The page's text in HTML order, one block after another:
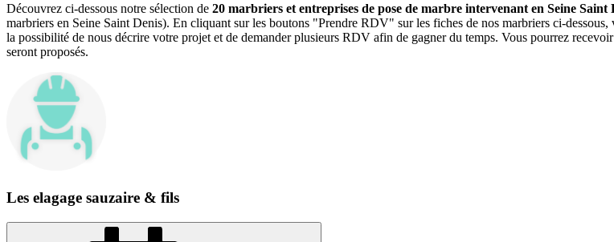
Découvrez ci-dessous notre sélection de 20 marbriers et entreprises de pose de marbre intervenant en Seine Saint
marbriers en Seine Saint Denis). En cliquant sur les boutons "Prendre RDV" sur les fiches de nos marbriers ci-
la possibilité de nous décrire votre projet et de demander plusieurs RDV afin de gagner du temps. Vous pourrez
seront proposés.
Les elagage sauzaire & fils